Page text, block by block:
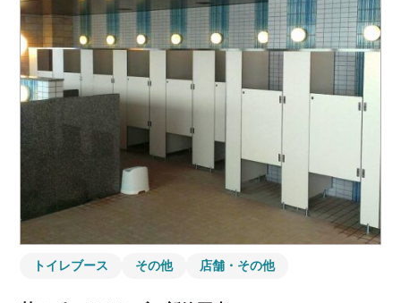
トイレブース その他 店舗・その他